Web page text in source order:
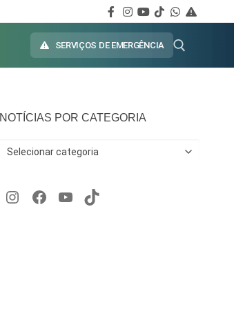
SERVIÇOS DE EMERGÊNCIA
NOTÍCIAS POR CATEGORIA